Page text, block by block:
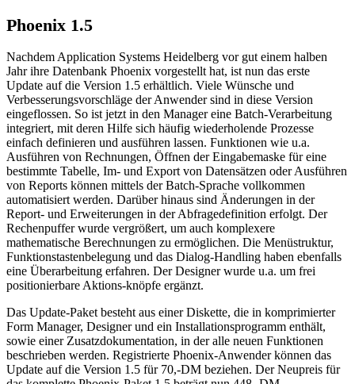
Phoenix 1.5
Nachdem Application Systems Heidelberg vor gut einem halben
Jahr ihre Datenbank Phoenix vorgestellt hat, ist nun das erste
Update auf die Version 1.5 erhältlich. Viele Wünsche und
Verbesserungsvorschläge der Anwender sind in diese Version
eingeflossen. So ist jetzt in den Manager eine Batch-Verarbeitung
integriert, mit deren Hilfe sich häufig wiederholende Prozesse
einfach definieren und ausführen lassen. Funktionen wie u.a.
Ausführen von Rechnungen, Öffnen der Eingabemaske für eine
bestimmte Tabelle, Im- und Export von Datensätzen oder Ausführen
von Reports können mittels der Batch-Sprache vollkommen
automatisiert werden. Darüber hinaus sind Änderungen in der
Report- und Erweiterungen in der Abfragedefinition erfolgt. Der
Rechenpuffer wurde vergrößert, um auch komplexere
mathematische Berechnungen zu ermöglichen. Die Menüstruktur,
Funktionstastenbelegung und das Dialog-Handling haben ebenfalls
eine Überarbeitung erfahren. Der Designer wurde u.a. um frei
positionierbare Aktions-knöpfe ergänzt.
Das Update-Paket besteht aus einer Diskette, die in komprimierter
Form Manager, Designer und ein Installationsprogramm enthält,
sowie einer Zusatzdokumentation, in der alle neuen Funktionen
beschrieben werden. Registrierte Phoenix-Anwender können das
Update auf die Version 1.5 für 70,-DM beziehen. Der Neupreis für